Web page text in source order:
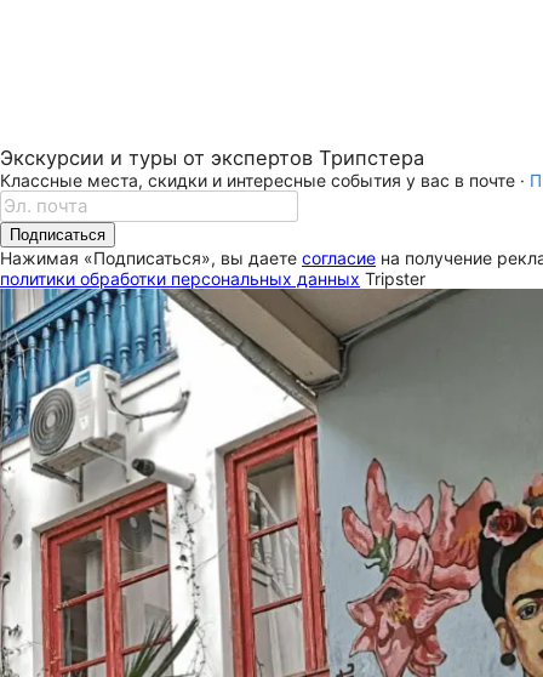
Экскурсии и туры от экспертов Трипстера
Классные места, скидки и интересные события у вас в почте ·
Подписаться
Нажимая «Подписаться», вы даете согласие на получение
политики обработки персональных данных Tripster